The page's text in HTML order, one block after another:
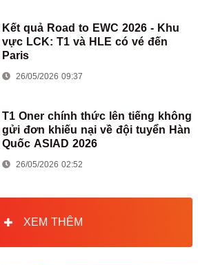
Kết quả Road to EWC 2026 - Khu
vực LCK: T1 và HLE có vé đến
Paris
26/05/2026 09:37
T1 Oner chính thức lên tiếng không
gửi đơn khiếu nại về đội tuyển Hàn
Quốc ASIAD 2026
26/05/2026 02:52
XEM THÊM